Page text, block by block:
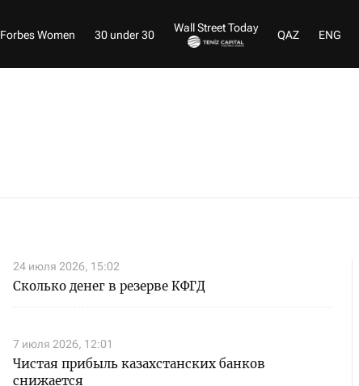
Forbes Women 30 under 30
Wall Street Today
QAZ ENG
24 июля 2026, 15:02
Сколько денег в резерве КФГД
7 июля 2026, 12:01
Чистая прибыль казахстанских банков
снижается